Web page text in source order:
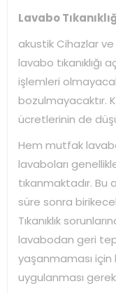
Lavabo
akustik Cihazlar
lavabo tıkanıklığı
işlemleri
bozulmayacaktır.
ücretlerinin de
Hem mutfak
lavaboları
tıkanmaktadır. Bu
süre sonra
Tıkanıklık
lavabodan geri
yaşanmaması
uygulanması